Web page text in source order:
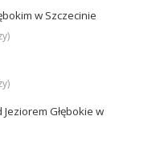
w Szczecinie
Głębokie w